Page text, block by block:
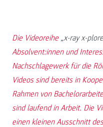
Die Videoreihe „x-ray x-
Absolvent:innen und
Nachschlagewerk für die
Videos sind bereits in
Rahmen von
sind laufend in Arbeit. Die
einen kleinen Ausschnitt